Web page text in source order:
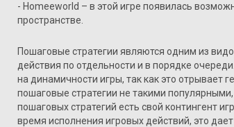
- Homeeworld – в этой игре появилась
пространстве.
Пошаговые стратегии являются одним из
действия по отдельности и в порядке
на динамичности игры, так как это отрывает
пошаговые стратегии не такими
пошаговых стратегий есть свой контингент
время исполнения игровых действий, это